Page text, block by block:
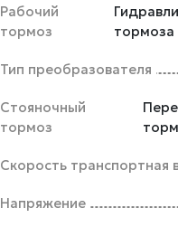
Рабочий
тормоз
тормоза
Тип преобразователя
Стояночный
тормоз
Скорость транспортная
Напряжение